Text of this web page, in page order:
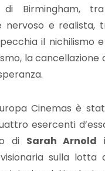
di Birmingham,
nervoso e realista,
il nichilismo
la cancellazione
Cinemas è
esercenti
di Sarah Arnold
sulla lotta